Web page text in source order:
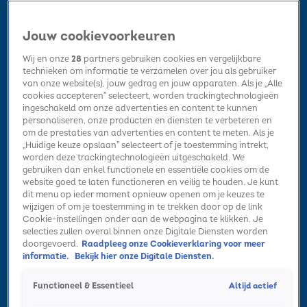
Home Radio luisteren Hitlijsten Acties Kerst Nieuws
Volg Sky Radio
Zoeken
HomeRadio luisterenActies Alle zendersSummer Top 101
Jouw cookievoorkeuren
Wij en onze28partners gebruiken cookies en vergelijkbare
technieken om informatie te verzamelen over jou als gebruiker
van onze website(s), jouw gedrag en jouw apparaten. Als je „Alle
cookies accepteren” selecteert, worden trackingtechnologieën
ingeschakeld om onze advertenties en content te kunnen
personaliseren, onze producten en diensten te verbeteren en
om de prestaties van advertenties en content te meten. Als je
„Huidige keuze opslaan” selecteert of je toestemming intrekt,
worden deze trackingtechnologieën uitgeschakeld. We
gebruiken dan enkel functionele en essentiële cookies om de
website goed te laten functioneren en veilig te houden. Je kunt
dit menu op ieder moment opnieuw openen om je keuzes te
wijzigen of om je toestemming in te trekken door op de link
Cookie-instellingen onder aan de webpagina te klikken. Je
selecties zullen overal binnen onze Digitale Diensten worden
doorgevoerd. Raadpleeg onze Cookieverklaring voor meer
informatie.
Bekijk hier onze Digitale Diensten.
Functioneel & Essentieel Altijd actief